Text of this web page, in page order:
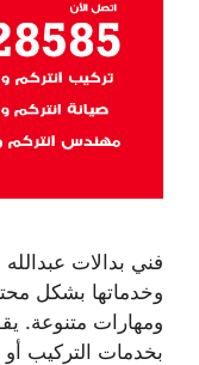
فني بدالات
وخدماتها بشكل
ومهارات متنوعة.
بخدمات التركيب أو